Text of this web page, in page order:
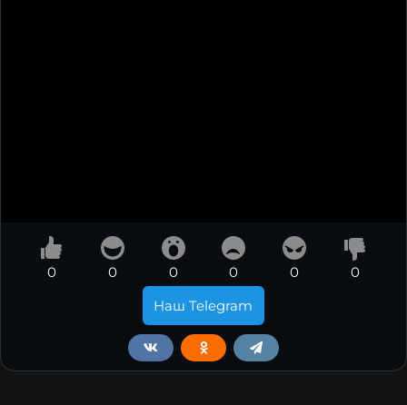
0 0 0 0 0
0
Наш Telegram